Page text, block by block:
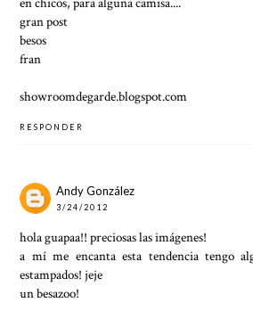
gran post
besos
fran
showroomdegarde.blogspot.com
RESPONDER
Andy González
3/24/2012
hola guapaa!! preciosas las imágenes!
a mí me encanta esta tendencia tengo
estampados! jeje
un besazoo!